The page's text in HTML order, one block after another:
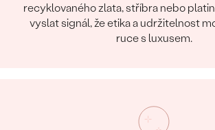
recyklovaného zlata, stříbra nebo
vyslat signál, že etika a udržitelnost
ruce s luxusem.